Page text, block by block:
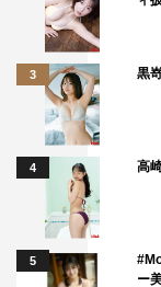
©日本テレビ
3 黒
4 高
5
ー